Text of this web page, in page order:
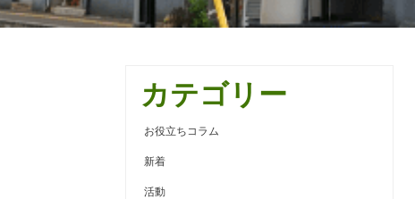
カテゴリー
お役立ちコラム
新着
活動